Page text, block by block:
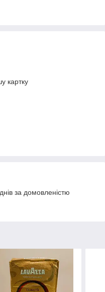
картку
за домовленістю